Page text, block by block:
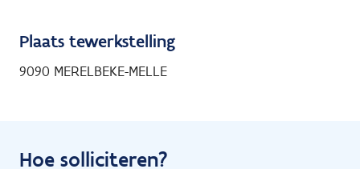
Plaats tewerkstelling
9090 MERELBEKE-MELLE
Hoe solliciteren?